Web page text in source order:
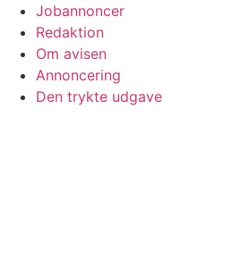
Jobannoncer
Redaktion
Om avisen
Annoncering
Den trykte udgave